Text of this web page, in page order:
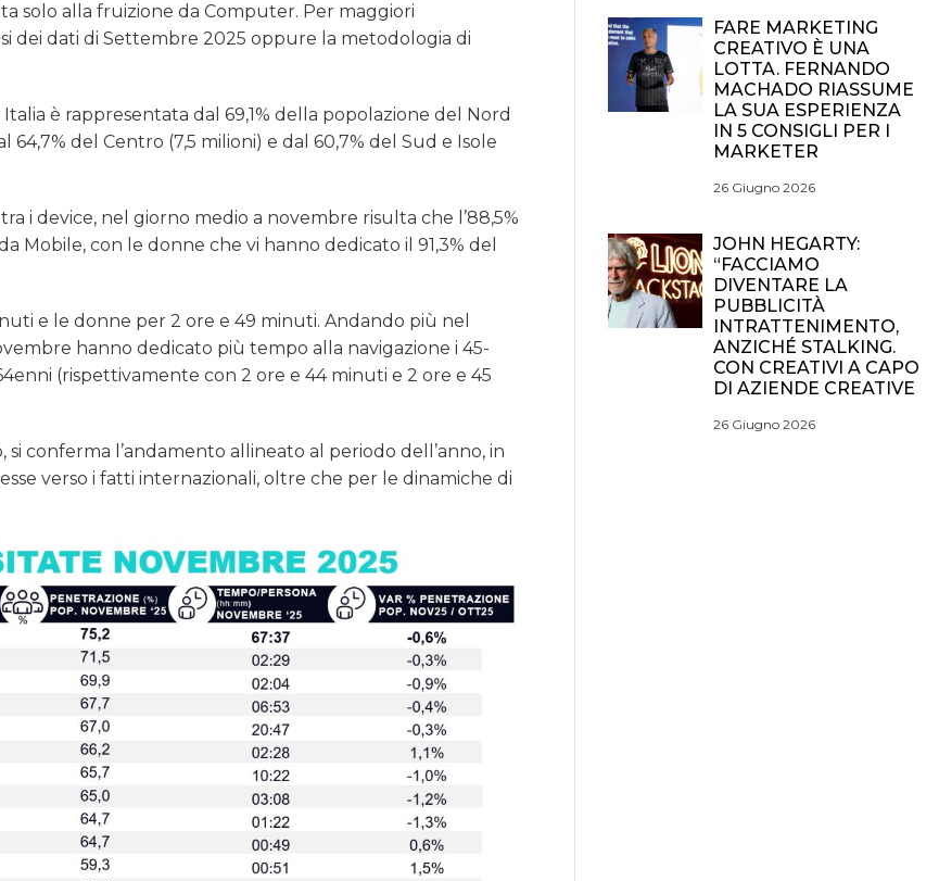
solo alla fruizione da Computer. Per maggiori
dei dati di Settembre 2025 oppure la metodologia di
è rappresentata dal 69,1% della popolazione del Nord
64,7% del Centro (7,5 milioni) e dal 60,7% del Sud e Isole
i device, nel giorno medio a novembre risulta che l’88,5%
con le donne che vi hanno dedicato il 91,3% del
e le donne per 2 ore e 49 minuti. Andando più nel
hanno dedicato più tempo alla navigazione i 45-
(rispettivamente con 2 ore e 44 minuti e 2 ore e 45
conferma l’andamento allineato al periodo dell’anno, in
verso i fatti internazionali, oltre che per le dinamiche di
FARE MARKETING
CREATIVO È UNA
LOTTA. FERNANDO
MACHADO RIASSUME
LA SUA ESPERIENZA
IN 5 CONSIGLI PER I
MARKETER
26 Giugno 2026
JOHN HEGARTY:
“FACCIAMO
DIVENTARE LA
PUBBLICITÀ
INTRATTENIMENTO,
ANZICHÉ STALKING.
CON CREATIVI A CAPO
DI AZIENDE CREATIVE
26 Giugno 2026